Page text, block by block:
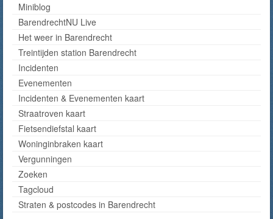
Miniblog
BarendrechtNU Live
Het weer in Barendrecht
Treintijden station Barendrecht
Incidenten
Evenementen
Incidenten & Evenementen kaart
Straatroven kaart
Fietsendiefstal kaart
Woninginbraken kaart
Vergunningen
Zoeken
Tagcloud
Straten & postcodes in Barendrecht